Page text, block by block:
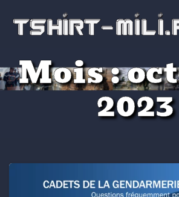
au
contenu
Mois :
2023